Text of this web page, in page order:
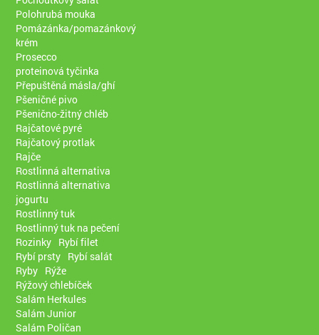
Polohrubá mouka
Pomázánka/pomazánkový
krém
Prosecco
proteinová tyčinka
Přepuštěná másla/ghí
Pšeničné pivo
Pšenično-žitný chléb
Rajčatové pyré
Rajčatový protlak
Rajče
Rostlinná alternativa
Rostlinná alternativa
jogurtu
Rostlinný tuk
Rostlinný tuk na pečení
Rozinky Rybí filet
Rybí prsty Rybí salát
Ryby Rýže
Rýžový chlebíček
Salám Herkules
Salám Junior
Salám Poličan